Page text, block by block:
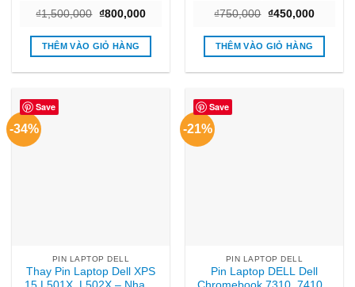
₫1,500,000 Giá
là:
₫1,500,000.
₫800,000Giá
tại
₫800,000.
THÊM VÀO GIỎ HÀNG
₫750,000 Giá
là:
₫750,000.
₫450,000Giá
tại
THÊM VÀO GIỎ HÀNG
Save
-34%
PIN LAPTOP DELL
Thay Pin Laptop Dell XPS
Save
-21%
PIN LAPTOP DELL
Pin Laptop DELL Dell